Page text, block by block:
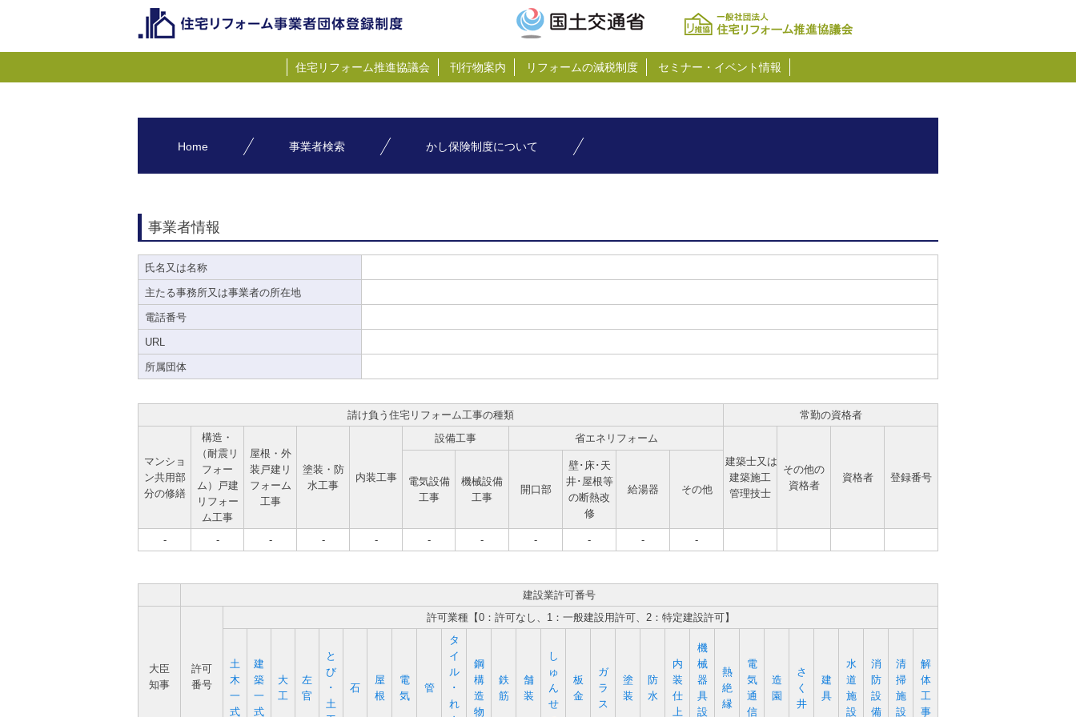
住宅リフォーム推進協議会 刊行物案内 リフォームの減税制度 セミナー・イベント情報
Home 事業者検索 かし保険制度について
事業者情報
氏名又は名称
主たる事務所又は事業者の所在地
電話番号
URL
所属団体
請け負う住宅リフォーム工事の種類 常勤の資格者
マンショ
ン共用部
分の修繕
構造・
（耐震リ
フォー
ム）戸建
リフォー
ム工事
屋根・外
装戸建リ
フォーム
工事
塗装・防
水工事
内装工事
設備工事
省エネリフォーム
建築士又は
建築施工
管理技士
その他の
資格者
資格者 登録番号
電気設備
工事
機械設備
工事
開口部
壁･床･天
井･屋根等
の断熱改
修
給湯器 その他
- - - - - - - - - - -
建設業許可番号
大臣
知事
許可
番号
許可業種【0：許可なし、1：一般建設用許可、2：特定建設許可】
土
木
一
式
建
築
一
式
大
工
左
官
と
び
･
土
石
屋
根
電
気
管
タ
イ
ル
･
れ
鋼
構
造
物
鉄
筋
舗
装
し
ゅ
ん
せ
板
金
ガ
ラ
ス
塗
装
防
水
内
装
仕
上
機
械
器
具
設
熱
絶
縁
電
気
通
信
造
園
さ
く
井
建
具
水
道
施
設
消
防
設
備
清
掃
施
設
解
体
工
事